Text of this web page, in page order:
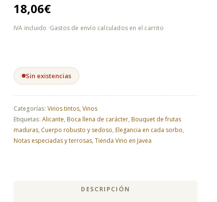
18,06€
Sin existencias
Categorías: Vinos tintos,Vinos
Etiquetas: Alicante, Boca llena de carácter, Bouquet de frutas
maduras, Cuerpo robusto y sedoso, Elegancia en cada sorbo,
Notas especiadas y terrosas,Tienda Vino en Javea
DESCRIPCIÓN